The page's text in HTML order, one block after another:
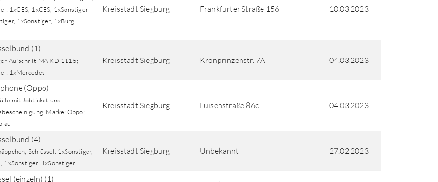
1xCES, 1xCES, 1xSonstiger,
1xSonstiger, 1xBurg,
Kreisstadt Siegburg Frankfurter Straße 156 10.03.2023
(1)
Aufschrift MA KD 1115;
1xMercedes
Kreisstadt Siegburg Kronprinzenstr. 7A 04.03.2023
(Oppo)
mit Jobticket und
Marke: Oppo;
Kreisstadt Siegburg Luisenstraße 86c 04.03.2023
(4)
Schlüssel: 1xSonstiger,
1xSonstiger, 1xSonstiger
Kreisstadt Siegburg Unbekannt 27.02.2023
(einzeln) (1)